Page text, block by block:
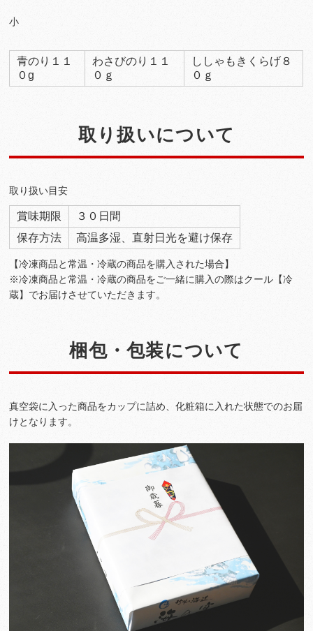
小
青のり１１
０g
わさびのり１１
０ｇ
ししゃもきくらげ８
０ｇ
取り扱いについて
取り扱い目安
賞味期限
３０日間
保存方法
高温多湿、直射日光を避け保存
【冷凍商品と常温・冷蔵の商品を購入された場合】
※冷凍商品と常温・冷蔵の商品をご一緒に購入の際はクール【冷
蔵】でお届けさせていただきます。
梱包・包装について
真空袋に入った商品をカップに詰め、化粧箱に入れた状態でのお届
けとなります。